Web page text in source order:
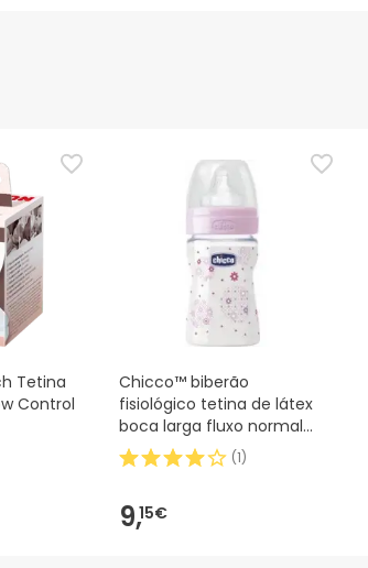
Tetina
Control
Chicco™ biberão
fisiológico tetina de látex
boca larga fluxo normal
rosa 150ml 1ud
(1)
9,15€